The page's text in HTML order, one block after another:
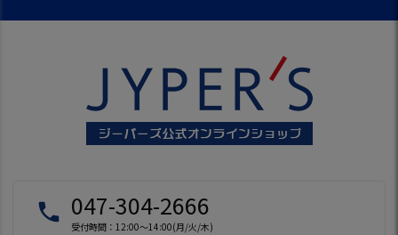
local_phone 047-304-2666
受付時間：12:00～14:00(月/火/木)